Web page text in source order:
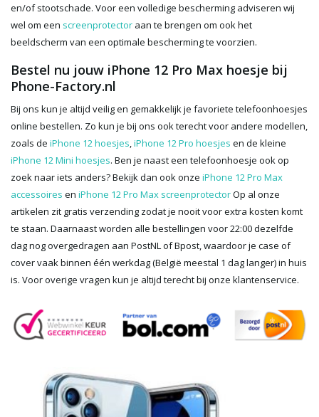
en/of stootschade. Voor een volledige bescherming adviseren wij
wel om een screenprotector aan te brengen om ook het
beeldscherm van een optimale bescherming te voorzien.
Bestel nu jouw iPhone 12 Pro Max hoesje bij
Phone-Factory.nl
Bij ons kun je altijd veilig en gemakkelijk je favoriete telefoonhoesjes
online bestellen. Zo kun je bij ons ook terecht voor andere modellen,
zoals de iPhone 12 hoesjes,iPhone 12 Pro hoesjes en de kleine
iPhone 12 Mini hoesjes. Ben je naast een telefoonhoesje ook op
zoek naar iets anders? Bekijk dan ook onze iPhone 12 Pro Max
accessoires en iPhone 12 Pro Max screenprotectorOp al onze
artikelen zit gratis verzending zodat je nooit voor extra kosten komt
te staan. Daarnaast worden alle bestellingen voor 22:00 dezelfde
dag nog overgedragen aan PostNL of Bpost, waardoor je case of
cover vaak binnen één werkdag (België meestal 1 dag langer) in huis
is. Voor overige vragen kun je altijd terecht bij onze klantenservice.